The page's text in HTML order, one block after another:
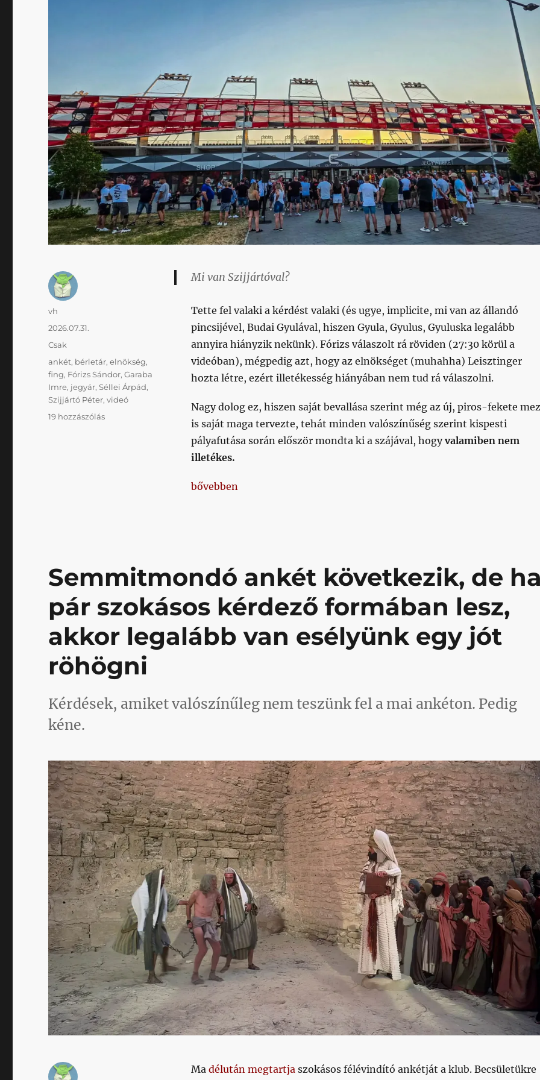
Mi van Szijjártóval?
Tette fel valaki a kérdést valaki (és ugye, implicite, mi van az állandó
pincsijével, Budai Gyulával, hiszen Gyula, Gyulus, Gyuluska legalább
annyira hiányzik nekünk). Fórizs válaszolt rá röviden (27:30 körül a
videóban), mégpedig azt, hogy az elnökséget (muhahha) Leisztinger
hozta létre, ezért illetékesség hiányában nem tud rá válaszolni.
Nagy dolog ez, hiszen saját bevallása szerint még az új, piros-fekete
is saját maga tervezte, tehát minden valószínűség szerint kispesti
pályafutása során először mondta ki a szájával, hogyvalamiben nem
illetékes.
„Csak a szokásos: ankétnak nevezett bohózat”
bővebben
Szerző
vh
Közzétéve
2026.07.31.
Kategória
Csak
Címke
ankét, bérletár,elnökség,
fing, Fórizs Sándor,Garaba
Imre, jegyár,Séllei Árpád,
Szijjártó Péter,videó
19 hozzászólásCsak
Semmitmondó ankét következik, de
pár szokásos kérdező formában lesz,
akkor legalább van esélyünk egy jót
röhögni
Kérdések, amiket valószínűleg nem teszünk fel a mai ankéton. Pedig
kéne.
Ma délután megtartja szokásos félévindító ankétját a klub. Becsületükre